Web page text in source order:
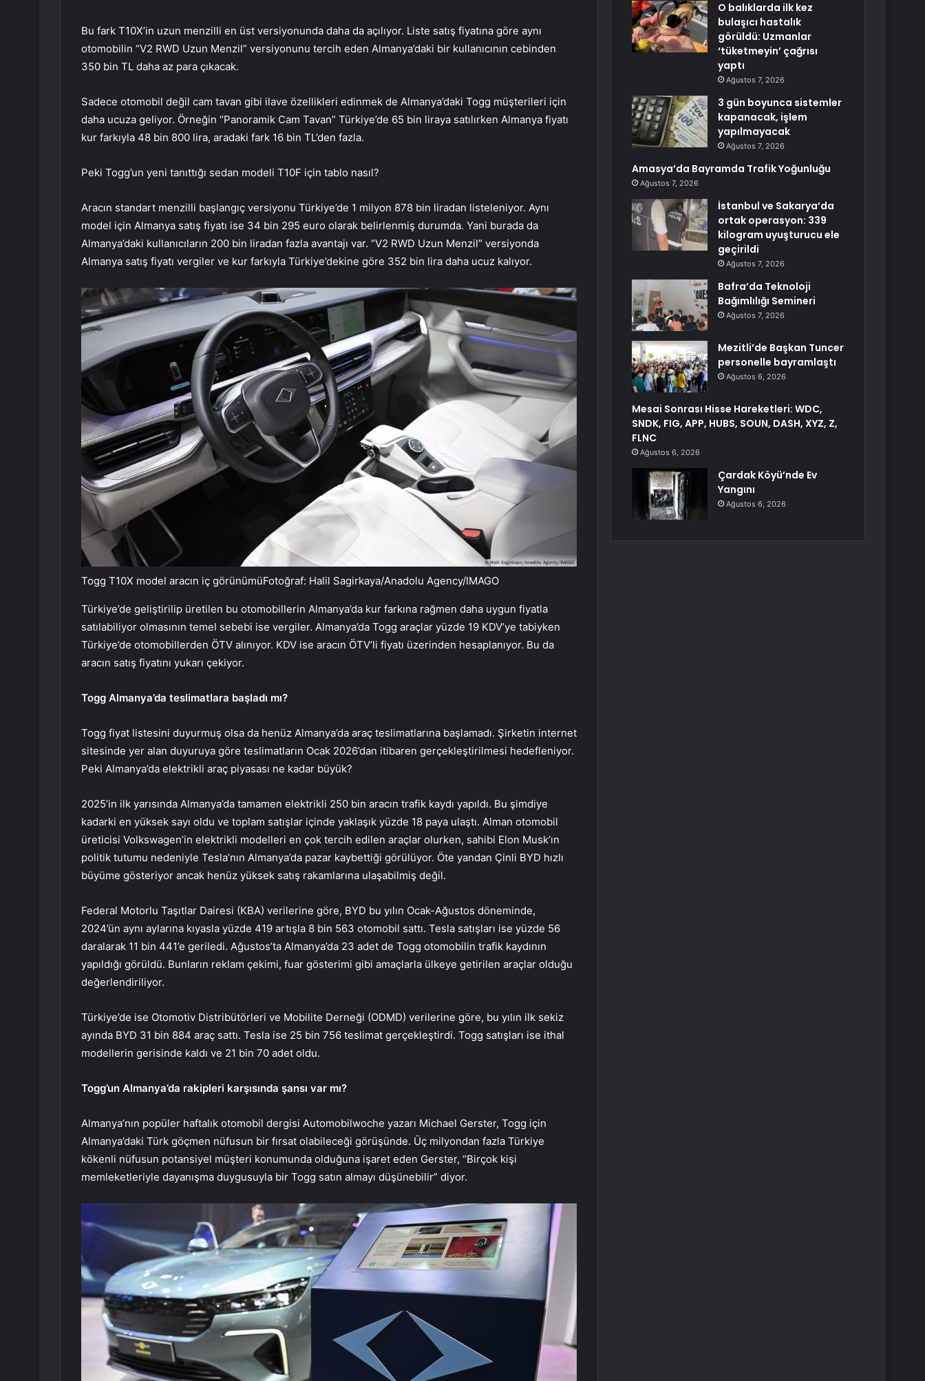
Bu fark T10X’in uzun menzilli en üst versiyonunda daha da açılıyor. Liste satış fiyatına göre aynı
otomobilin “V2 RWD Uzun Menzil” versiyonunu tercih eden Almanya’daki bir kullanıcının cebinden
350 bin TL daha az para çıkacak.
Sadece otomobil değil cam tavan gibi ilave özellikleri edinmek de Almanya’daki Togg müşterileri için
daha ucuza geliyor. Örneğin “Panoramik Cam Tavan” Türkiye’de 65 bin liraya satılırken Almanya fiyatı
kur farkıyla 48 bin 800 lira, aradaki fark 16 bin TL’den fazla.
Peki Togg’un yeni tanıttığı sedan modeli T10F için tablo nasıl?
Aracın standart menzilli başlangıç versiyonu Türkiye’de 1 milyon 878 bin liradan listeleniyor. Aynı
model için Almanya satış fiyatı ise 34 bin 295 euro olarak belirlenmiş durumda. Yani burada da
Almanya’daki kullanıcıların 200 bin liradan fazla avantajı var. “V2 RWD Uzun Menzil” versiyonda
Almanya satış fiyatı vergiler ve kur farkıyla Türkiye’dekine göre 352 bin lira daha ucuz kalıyor.
Togg T10X model aracın iç görünümüFotoğraf: Halil Sagirkaya/Anadolu Agency/IMAGO
Türkiye’de geliştirilip üretilen bu otomobillerin Almanya’da kur farkına rağmen daha uygun fiyatla
satılabiliyor olmasının temel sebebi ise vergiler. Almanya’da Togg araçlar yüzde 19 KDV’ye tabiyken
Türkiye’de otomobillerden ÖTV alınıyor. KDV ise aracın ÖTV’li fiyatı üzerinden hesaplanıyor. Bu da
aracın satış fiyatını yukarı çekiyor.
Togg Almanya’da teslimatlara başladı mı?
Togg fiyat listesini duyurmuş olsa da henüz Almanya’da araç teslimatlarına başlamadı. Şirketin internet
sitesinde yer alan duyuruya göre teslimatların Ocak 2026’dan itibaren gerçekleştirilmesi hedefleniyor.
Peki Almanya’da elektrikli araç piyasası ne kadar büyük?
2025’in ilk yarısında Almanya’da tamamen elektrikli 250 bin aracın trafik kaydı yapıldı. Bu şimdiye
kadarki en yüksek sayı oldu ve toplam satışlar içinde yaklaşık yüzde 18 paya ulaştı. Alman otomobil
üreticisi Volkswagen’in elektrikli modelleri en çok tercih edilen araçlar olurken, sahibi Elon Musk’ın
politik tutumu nedeniyle Tesla’nın Almanya’da pazar kaybettiği görülüyor. Öte yandan Çinli BYD hızlı
büyüme gösteriyor ancak henüz yüksek satış rakamlarına ulaşabilmiş değil.
Federal Motorlu Taşıtlar Dairesi (KBA) verilerine göre, BYD bu yılın Ocak-Ağustos döneminde,
2024’ün aynı aylarına kıyasla yüzde 419 artışla 8 bin 563 otomobil sattı. Tesla satışları ise yüzde 56
daralarak 11 bin 441’e geriledi. Ağustos’ta Almanya’da 23 adet de Togg otomobilin trafik kaydının
yapıldığı görüldü. Bunların reklam çekimi, fuar gösterimi gibi amaçlarla ülkeye getirilen araçlar olduğu
değerlendiriliyor.
Türkiye’de ise Otomotiv Distribütörleri ve Mobilite Derneği (ODMD) verilerine göre, bu yılın ilk sekiz
ayında BYD 31 bin 884 araç sattı. Tesla ise 25 bin 756 teslimat gerçekleştirdi. Togg satışları ise ithal
modellerin gerisinde kaldı ve 21 bin 70 adet oldu.
Togg’un Almanya’da rakipleri karşısında şansı var mı?
Almanya’nın popüler haftalık otomobil dergisi Automobilwoche yazarı Michael Gerster, Togg için
Almanya’daki Türk göçmen nüfusun bir fırsat olabileceği görüşünde. Üç milyondan fazla Türkiye
kökenli nüfusun potansiyel müşteri konumunda olduğuna işaret eden Gerster, “Birçok kişi
memleketleriyle dayanışma duygusuyla bir Togg satın almayı düşünebilir” diyor.
O balıklarda ilk kez
bulaşıcı hastalık
görüldü: Uzmanlar
‘tüketmeyin’ çağrısı
yaptı
Ağustos 7, 2026
3 gün boyunca sistemler
kapanacak, işlem
yapılmayacak
Ağustos 7, 2026
Amasya’da Bayramda Trafik Yoğunluğu
Ağustos 7, 2026
İstanbul ve Sakarya’da
ortak operasyon: 339
kilogram uyuşturucu ele
geçirildi
Ağustos 7, 2026
Bafra’da Teknoloji
Bağımlılığı Semineri
Ağustos 7, 2026
Mezitli’de Başkan Tuncer
personelle bayramlaştı
Ağustos 6, 2026
Mesai Sonrası Hisse Hareketleri: WDC,
SNDK, FIG, APP, HUBS, SOUN, DASH, XYZ, Z,
FLNC
Ağustos 6, 2026
Çardak Köyü’nde Ev
Yangını
Ağustos 6, 2026